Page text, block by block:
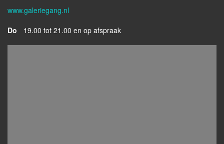
www.galeriegang.nl
Do
19.00 tot 21.00 en op afspraak